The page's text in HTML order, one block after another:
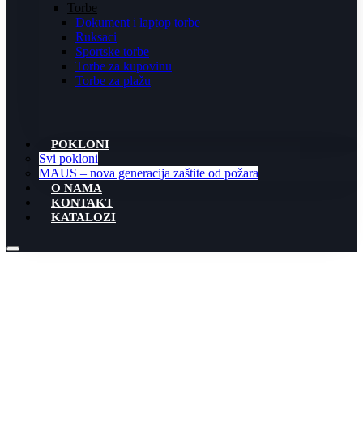
Torbe
Dokument i laptop torbe
Ruksaci
Sportske torbe
Torbe za kupovinu
Torbe za plažu
POKLONI
Svi pokloni
MAUS – nova generacija zaštite od požara
O NAMA
KONTAKT
KATALOZI